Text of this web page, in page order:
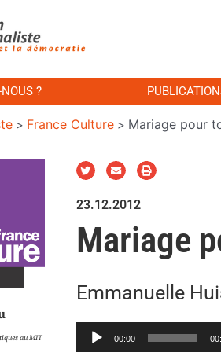
?
> France Culture > Mariage pour
au MIT
23.12.2012
Mariage
Emmanuelle
Lecteur 00:00